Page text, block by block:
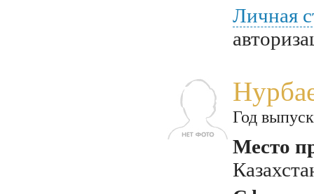
Личная
Год
Место